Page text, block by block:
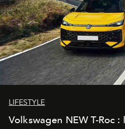
LIFESTYLE
Volkswagen NEW T-Roc